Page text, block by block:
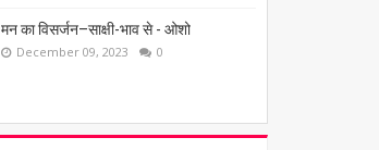
मन का विसर्जन–साक्षी-भाव से - ओशो
December 09, 2023 0